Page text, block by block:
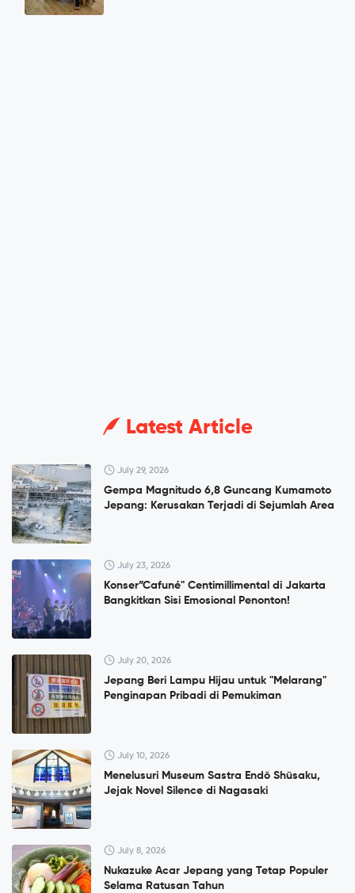
Latest Article
July 29, 2026
Gempa Magnitudo 6,8 Guncang Kumamoto
Jepang: Kerusakan Terjadi di Sejumlah Area
July 23, 2026
Konser”Cafuné" Centimillimental di Jakarta
Bangkitkan Sisi Emosional Penonton!
July 20, 2026
Jepang Beri Lampu Hijau untuk "Melarang"
Penginapan Pribadi di Pemukiman
July 10, 2026
Menelusuri Museum Sastra Endō Shūsaku,
Jejak Novel Silence di Nagasaki
July 8, 2026
Nukazuke Acar Jepang yang Tetap Populer
Selama Ratusan Tahun